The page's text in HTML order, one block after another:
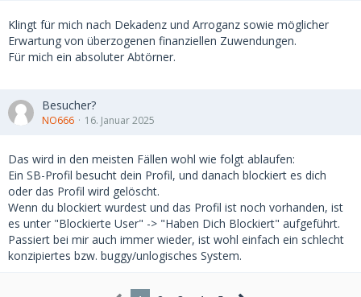
Klingt für mich nach Dekadenz und Arroganz sowie möglicher
Erwartung von überzogenen finanziellen Zuwendungen.
Für mich ein absoluter Abtörner.
Besucher?
NO666 16. Januar 2025
Das wird in den meisten Fällen wohl wie folgt ablaufen:
Ein SB-Profil besucht dein Profil, und danach blockiert es dich
oder das Profil wird gelöscht.
Wenn du blockiert wurdest und das Profil ist noch vorhanden, ist
es unter "Blockierte User" -> "Haben Dich Blockiert" aufgeführt.
Passiert bei mir auch immer wieder, ist wohl einfach ein schlecht
konzipiertes bzw. buggy/unlogisches System.